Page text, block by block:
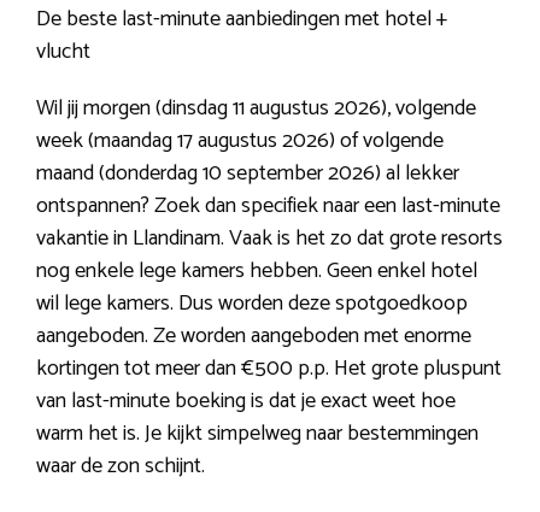
De beste last-minute aanbiedingen met hotel +
vlucht
Wil jij morgen (dinsdag 11 augustus 2026), volgende
week (maandag 17 augustus 2026) of volgende
maand (donderdag 10 september 2026) al lekker
ontspannen? Zoek dan specifiek naar een last-minute
vakantie in Llandinam. Vaak is het zo dat grote resorts
nog enkele lege kamers hebben. Geen enkel hotel
wil lege kamers. Dus worden deze spotgoedkoop
aangeboden. Ze worden aangeboden met enorme
kortingen tot meer dan €500 p.p. Het grote pluspunt
van last-minute boeking is dat je exact weet hoe
warm het is. Je kijkt simpelweg naar bestemmingen
waar de zon schijnt.